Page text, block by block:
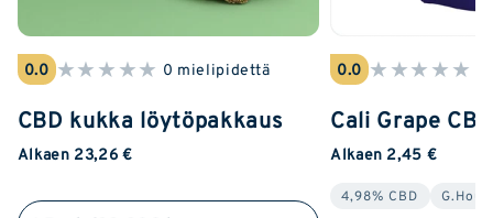
0.0 ★★★★★ 0 mielipidettä
CBD kukka löytöpakkaus
Alkaen 23,26 €
0.0 ★★★★★
Cali Grape CBD
Alkaen 2,45 €
4,98% CBD